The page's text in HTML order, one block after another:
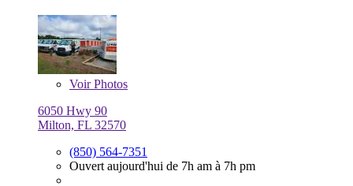
VoirPhotos
6050 Hwy 90
Milton, FL 32570
(850) 564-7351
Ouvert aujourd'hui de 7h am à 7h pm